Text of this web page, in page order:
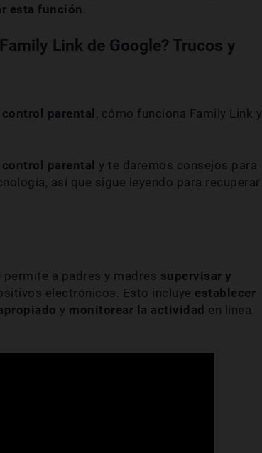
esta función
Link de Google? Trucos y
control parental, cómo funciona Family Link y
parental y te daremos consejos para
así que sigue leyendo para recuperar
permite a padres y madres supervisar y
electrónicos. Esto incluye establecer
y monitorear la actividad en línea.